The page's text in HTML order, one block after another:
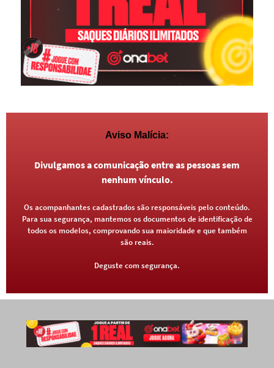
Aviso Malícia:
Divulgamos a comunicação entre as pessoas sem
nenhum vínculo.
Os acompanhantes cadastrados são responsáveis pelo conteúdo.
Para sua segurança, mantemos os documentos de identificação de
todos os modelos, comprovando sua maioridade e que também
são reais.
Deguste com segurança.